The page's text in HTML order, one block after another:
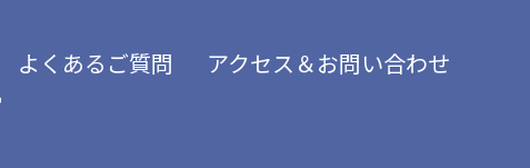
よくあるご質問 アクセス＆お問い合わせ